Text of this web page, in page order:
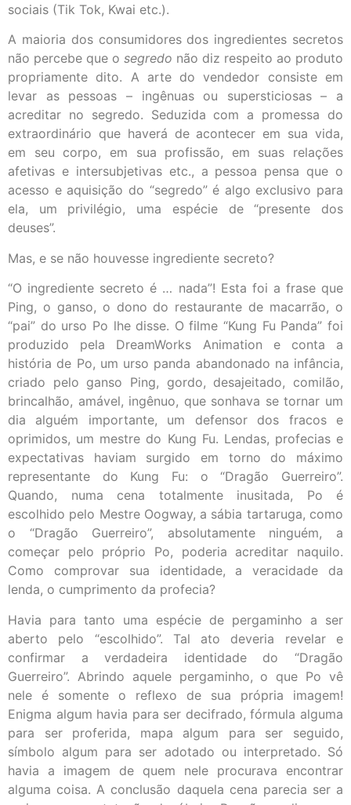
sociais (Tik Tok, Kwai etc.).
A maioria dos consumidores dos ingredientes secretos
não percebe que o segredo não diz respeito ao produto
propriamente dito. A arte do vendedor consiste em
levar as pessoas – ingênuas ou supersticiosas – a
acreditar no segredo. Seduzida com a promessa do
extraordinário que haverá de acontecer em sua vida,
em seu corpo, em sua profissão, em suas relações
afetivas e intersubjetivas etc., a pessoa pensa que o
acesso e aquisição do “segredo” é algo exclusivo para
ela, um privilégio, uma espécie de “presente dos
deuses”.
Mas, e se não houvesse ingrediente secreto?
“O ingrediente secreto é … nada”! Esta foi a frase que
Ping, o ganso, o dono do restaurante de macarrão, o
“pai” do urso Po lhe disse. O filme “Kung Fu Panda” foi
produzido pela DreamWorks Animation e conta a
história de Po, um urso panda abandonado na infância,
criado pelo ganso Ping, gordo, desajeitado, comilão,
brincalhão, amável, ingênuo, que sonhava se tornar um
dia alguém importante, um defensor dos fracos e
oprimidos, um mestre do Kung Fu. Lendas, profecias e
expectativas haviam surgido em torno do máximo
representante do Kung Fu: o “Dragão Guerreiro”.
Quando, numa cena totalmente inusitada, Po é
escolhido pelo Mestre Oogway, a sábia tartaruga, como
o “Dragão Guerreiro”, absolutamente ninguém, a
começar pelo próprio Po, poderia acreditar naquilo.
Como comprovar sua identidade, a veracidade da
lenda, o cumprimento da profecia?
Havia para tanto uma espécie de pergaminho a ser
aberto pelo “escolhido”. Tal ato deveria revelar e
confirmar a verdadeira identidade do “Dragão
Guerreiro”. Abrindo aquele pergaminho, o que Po vê
nele é somente o reflexo de sua própria imagem!
Enigma algum havia para ser decifrado, fórmula alguma
para ser proferida, mapa algum para ser seguido,
símbolo algum para ser adotado ou interpretado. Só
havia a imagem de quem nele procurava encontrar
alguma coisa. A conclusão daquela cena parecia ser a